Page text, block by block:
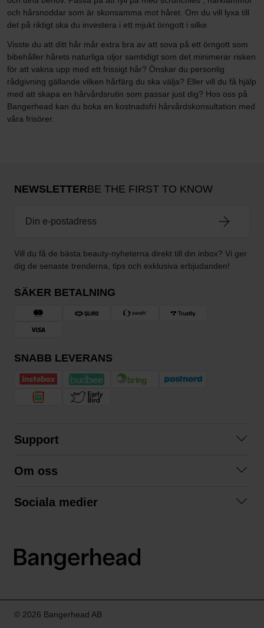
och hårsnoddar som är skonsamma mot håret. Om du vill lyxa till
det på riktigt ska du investera i ett mjukt örngott i silke.
Visste du att ditt hår mår extra bra av att sova på ett örngott som
bibehåller hårets naturliga oljor samtidigt som det minimerar risken
för att vakna upp med ett frissigt hår? Önskar du personlig
rådgivning gällande vilken hårfärg du ska välja? Eller vill du få hjälp
med att skapa en hårvårdsrutin som passar just dig? Hos oss på
Bangerhead kan du boka en kostnadsfri hårvårdskonsultation med
våra frisörer.
NEWSLETTERBE THE FIRST TO KNOW
Vill du få de bästa beauty-nyheterna direkt till din inbox? Vi ger
dig de senaste trenderna, tips och exklusiva erbjudanden!
SÄKER BETALNING
SNABB LEVERANS
Support
Köpvillkor
Om oss
Våra fraktalternativ
Sociala medier
LinkedIn
© 2026 Bangerhead AB